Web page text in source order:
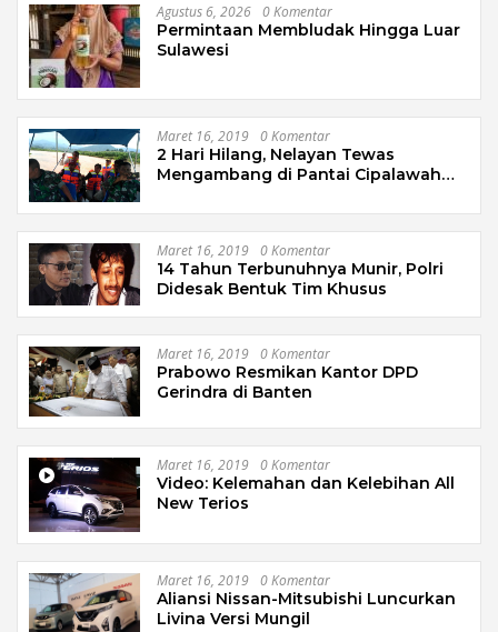
Agustus 6, 2026 0 Komentar
Permintaan Membludak Hingga Luar
Sulawesi
Maret 16, 2019 0 Komentar
2 Hari Hilang, Nelayan Tewas
Mengambang di Pantai Cipalawah
Maret 16, 2019 0 Komentar
14 Tahun Terbunuhnya Munir, Polri
Didesak Bentuk Tim Khusus
Maret 16, 2019 0 Komentar
Prabowo Resmikan Kantor DPD
Gerindra di Banten
Maret 16, 2019 0 Komentar
Video: Kelemahan dan Kelebihan All
New Terios
Maret 16, 2019 0 Komentar
Aliansi Nissan-Mitsubishi Luncurkan
Livina Versi Mungil